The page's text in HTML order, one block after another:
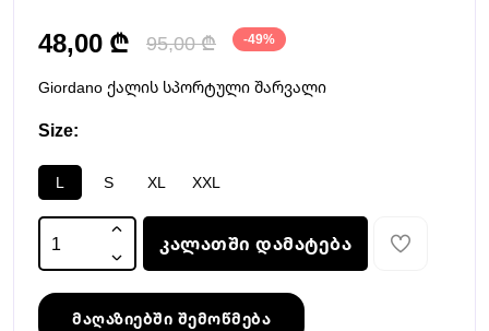
48,00 ₾ 95,00 ₾ -49%
Giordano ქალის სპორტული შარვალი
Size:
L S XL XXL
კალათში დამატება
მაღაზიებში შემოწმება